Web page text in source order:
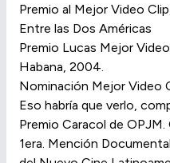
Premio al Mejor Video
Entre las Dos Américas
Premio Lucas Mejor
Habana, 2004.
Nominación Mejor Video
Eso habría que verlo,
Premio Caracol de OPJM.
1era. Mención